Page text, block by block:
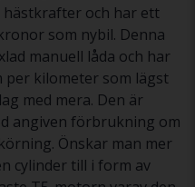
hästkrafter och har ett
som nybil. Denna
manuell låda och har
per kilometer som lägst
med mera. Den är
angiven förbrukning om
Önskar man mer
cylinder till i form av